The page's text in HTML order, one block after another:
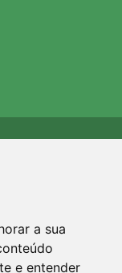
a sua
e entender
Leia mais